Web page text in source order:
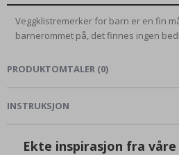
Veggklistremerker for barn er en fin
barnerommet på, det finnes ingen
PRODUKTOMTALER (0)
INSTRUKSJON
Ekte inspirasjon fra